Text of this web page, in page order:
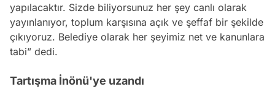
yapılacaktır. Sizde biliyorsunuz her şey canlı olarak
yayınlanıyor, toplum karşısına açık ve şeffaf bir şekilde
çıkıyoruz. Belediye olarak her şeyimiz net ve kanunlara
tabi” dedi.
Tartışma İnönü'ye uzandı